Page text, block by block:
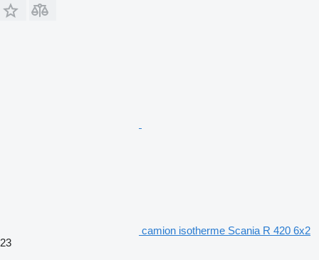
camion isotherme Scania R 420 6x2
23